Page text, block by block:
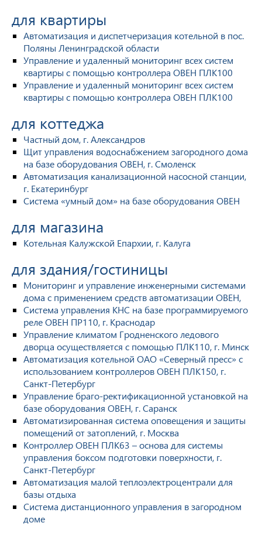
для квартиры
Автоматизация и диспетчеризация котельной в пос.
Поляны Ленинградской области
Управление и удаленный мониторинг всех систем
квартиры с помощью контроллера ОВЕН ПЛК100
Управление и удаленный мониторинг всех систем
квартиры с помощью контроллера ОВЕН ПЛК100
для коттеджа
Частный дом, г. Александров
Щит управления водоснабжением загородного дома
на базе оборудования ОВЕН, г. Смоленск
Автоматизация канализационной насосной станции,
г. Екатеринбург
Система «умный дом» на базе оборудования ОВЕН
для магазина
Котельная Калужской Епархии, г. Калуга
для здания/гостиницы
Мониторинг и управление инженерными системами
дома с применением средств автоматизации ОВЕН,
Система управления КНС на базе программируемого
реле ОВЕН ПР110, г. Краснодар
Управление климатом Гродненского ледового
дворца осуществляется с помощью ПЛК110, г. Минск
Автоматизация котельной ОАО «Северный пресс» с
использованием контроллеров ОВЕН ПЛК150, г.
Санкт-Петербург
Управление браго-ректификационной установкой на
базе оборудования ОВЕН, г. Саранск
Автоматизированная система оповещения и защиты
помещений от затоплений, г. Москва
Контроллер ОВЕН ПЛК63 – основа для системы
управления боксом подготовки поверхности, г.
Санкт-Петербург
Автоматизация малой теплоэлектроцентрали для
базы отдыха
Система дистанционного управления в загородном
доме